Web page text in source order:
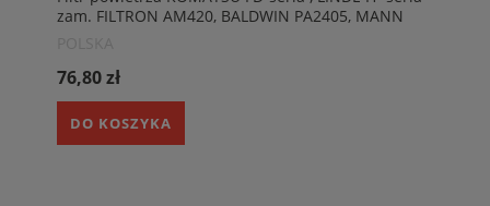
zam. FILTRON AM420, BALDWIN PA2405, MANN
76,80 zł
DO KOSZYKA